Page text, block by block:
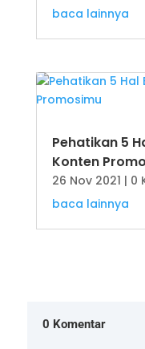
baca lainnya
Pehatikan 5
Konten
26 Nov 2021 | 0
baca lainnya
0 Komentar